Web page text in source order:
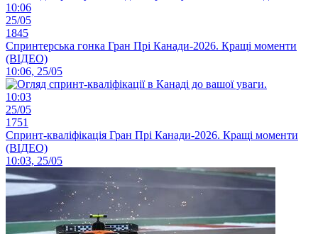
10:06
25/05
1845
Спринтерська гонка Гран Прі Канади-2026. Кращі моменти
(ВІДЕО)
10:06, 25/05
10:03
25/05
1751
Спринт-кваліфікація Гран Прі Канади-2026. Кращі моменти
(ВІДЕО)
10:03, 25/05